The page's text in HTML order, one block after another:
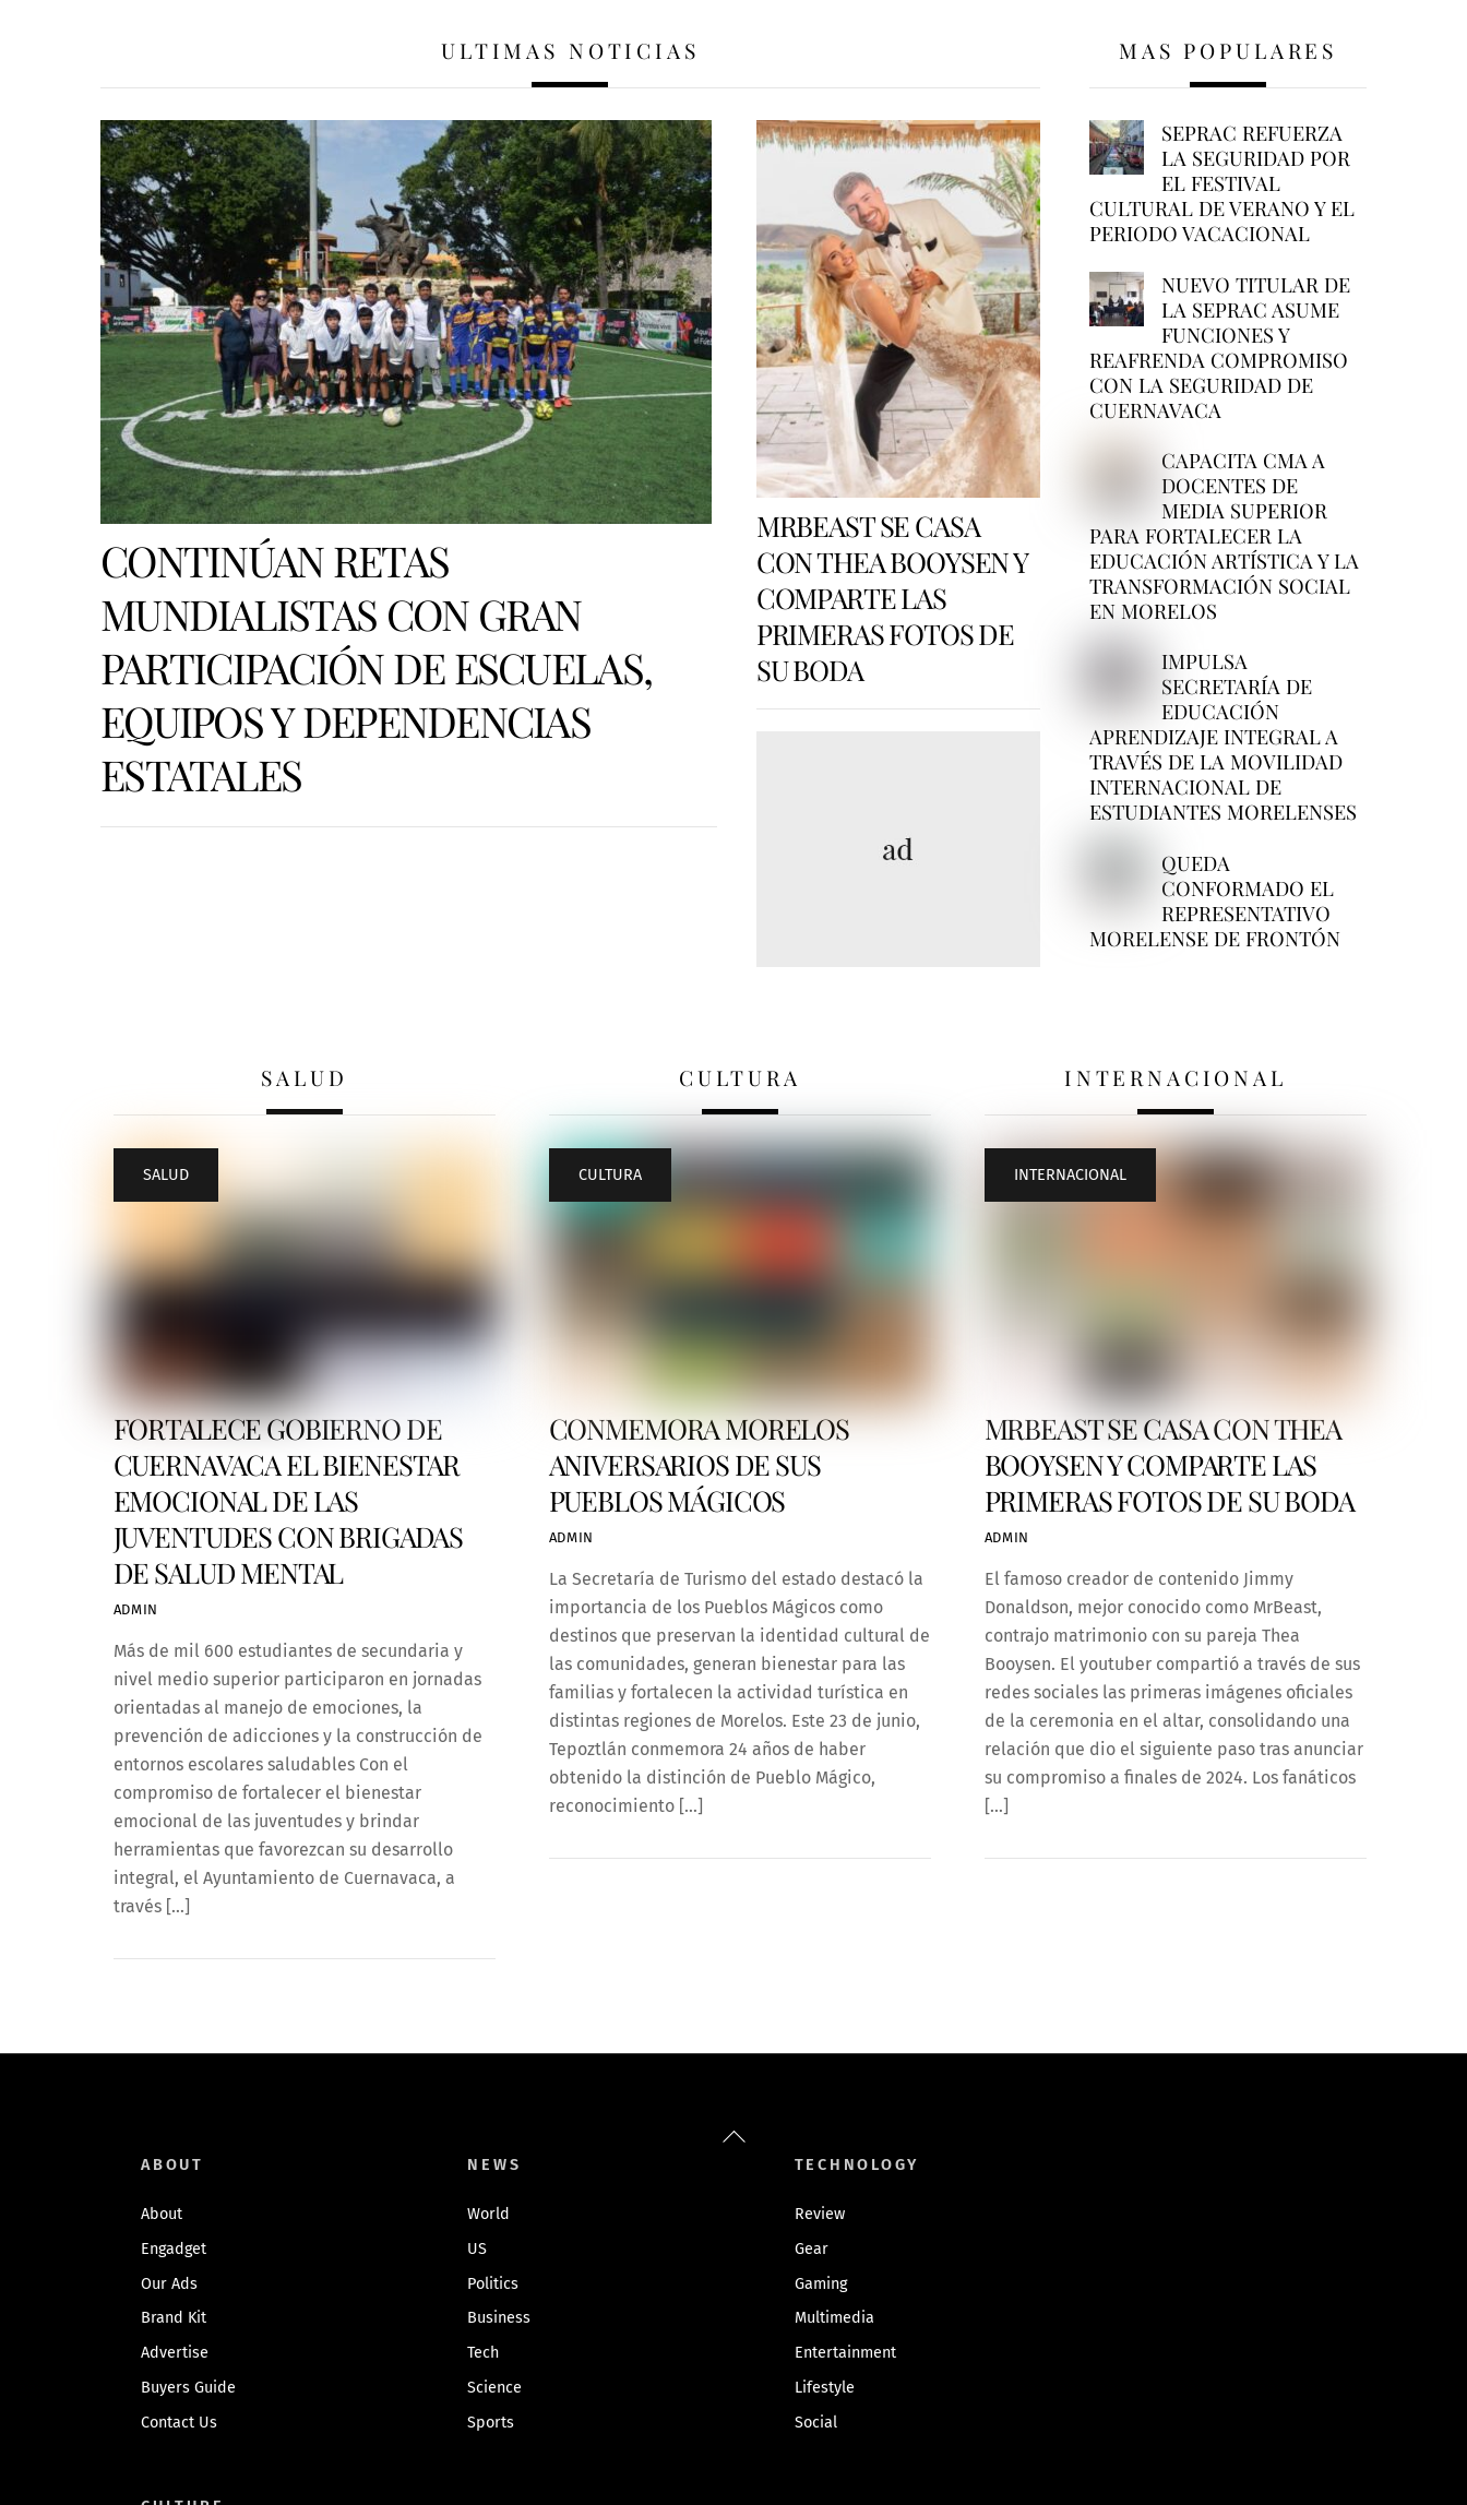
ULTIMAS NOTICIAS
CONTINÚAN RETAS
MUNDIALISTAS CON GRAN
PARTICIPACIÓN DE ESCUELAS,
EQUIPOS Y DEPENDENCIAS
ESTATALES
MRBEAST SE CASA
CON THEA BOOYSEN Y
COMPARTE LAS
PRIMERAS FOTOS DE
SU BODA
MAS POPULARES
SEPRAC REFUERZA
LA SEGURIDAD POR
EL FESTIVAL
CULTURAL DE VERANO Y EL
PERIODO VACACIONAL
NUEVO TITULAR DE
LA SEPRAC ASUME
FUNCIONES Y
REAFRENDA COMPROMISO
CON LA SEGURIDAD DE
CUERNAVACA
CAPACITA CMA A
DOCENTES DE
MEDIA SUPERIOR
PARA FORTALECER LA
EDUCACIÓN ARTÍSTICA Y LA
TRANSFORMACIÓN SOCIAL
EN MORELOS
IMPULSA
SECRETARÍA DE
EDUCACIÓN
APRENDIZAJE INTEGRAL A
TRAVÉS DE LA MOVILIDAD
INTERNACIONAL DE
ESTUDIANTES MORELENSES
QUEDA
CONFORMADO EL
REPRESENTATIVO
MORELENSE DE FRONTÓN
SALUD
FORTALECE GOBIERNO DE
CUERNAVACA EL BIENESTAR
EMOCIONAL DE LAS
JUVENTUDES CON BRIGADAS
DE SALUD MENTAL
ADMIN
SALUD
Más de mil 600 estudiantes de secundaria y
nivel medio superior participaron en jornadas
orientadas al manejo de emociones, la
prevención de adicciones y la construcción de
entornos escolares saludables Con el
compromiso de fortalecer el bienestar
emocional de las juventudes y brindar
herramientas que favorezcan su desarrollo
integral, el Ayuntamiento de Cuernavaca, a
través […]
CULTURA
CONMEMORA MORELOS
ANIVERSARIOS DE SUS
PUEBLOS MÁGICOS
ADMIN
CULTURA
La Secretaría de Turismo del estado destacó la
importancia de los Pueblos Mágicos como
destinos que preservan la identidad cultural de
las comunidades, generan bienestar para las
familias y fortalecen la actividad turística en
distintas regiones de Morelos. Este 23 de junio,
Tepoztlán conmemora 24 años de haber
obtenido la distinción de Pueblo Mágico,
reconocimiento […]
INTERNACIONAL
MRBEAST SE CASA CON THEA
BOOYSEN Y COMPARTE LAS
PRIMERAS FOTOS DE SU BODA
ADMIN
INTERNACIONAL
El famoso creador de contenido Jimmy
Donaldson, mejor conocido como MrBeast,
contrajo matrimonio con su pareja Thea
Booysen. El youtuber compartió a través de sus
redes sociales las primeras imágenes oficiales
de la ceremonia en el altar, consolidando una
relación que dio el siguiente paso tras anunciar
su compromiso a finales de 2024. Los fanáticos
[…]
Back
ABOUT
About
Engadget
Our Ads
Brand Kit
Advertise
Buyers Guide
Contact Us
NEWS
World
US
Politics
Business
Tech
Science
Sports
TECHNOLOGY
Review
Gear
Gaming
Multimedia
Entertainment
Lifestyle
Social